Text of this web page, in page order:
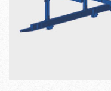
olarak